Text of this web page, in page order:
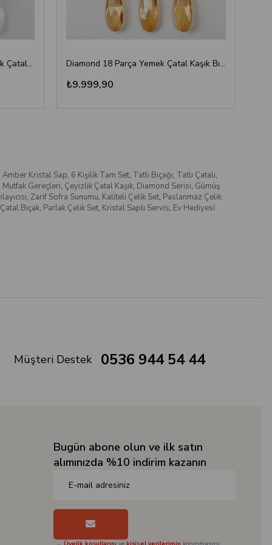
Emayra Diamond 18 Parça Yemek Çatal Kaşık Bıçak Seti | Altın Diamond 18 Parça Yemek Çatal Kaşık Bıçak Seti | Amber Altın
₺9.999,90
Amber Kristal Sap, 6 Kişilik Tam Set, Tatlı Bıçağı, Tatlı Çatalı,
Mutfak Gereçleri, Çeyizlik Çatal Kaşık, Diamond Serisi, Gümüş
, Zarif Sofra Sunumu, Kaliteli Çelik Set, Paslanmaz Çelik
Bıçak, Parlak Çelik Set, Kristal Saplı Servis, Ev Hediyesi
Müşteri Destek 0536 944 54 44
Bugün abone olun ve ilk satın
alımınızda %10 indirim kazanın